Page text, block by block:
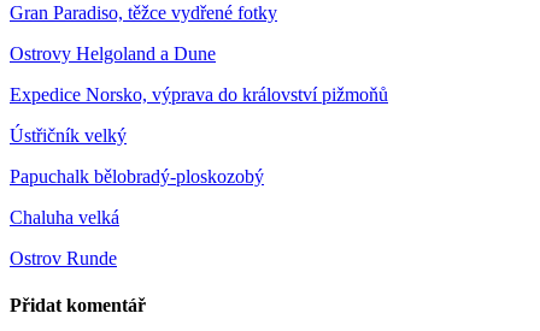
Gran Paradiso, těžce vydřené fotky
Ostrovy Helgoland a Dune
Expedice Norsko, výprava do království pižmoňů
Ústřičník velký
Papuchalk bělobradý-ploskozobý
Chaluha velká
Ostrov Runde
Přidat komentář